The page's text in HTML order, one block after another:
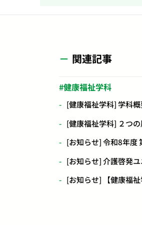
関連記事
健康福祉学科
[健康福祉学科] 学科
[健康福祉学科] ２つ
[お知らせ] 令和8年度
[お知らせ] 介護啓発
[お知らせ] 【健康福